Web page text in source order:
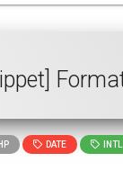
DATE INTL